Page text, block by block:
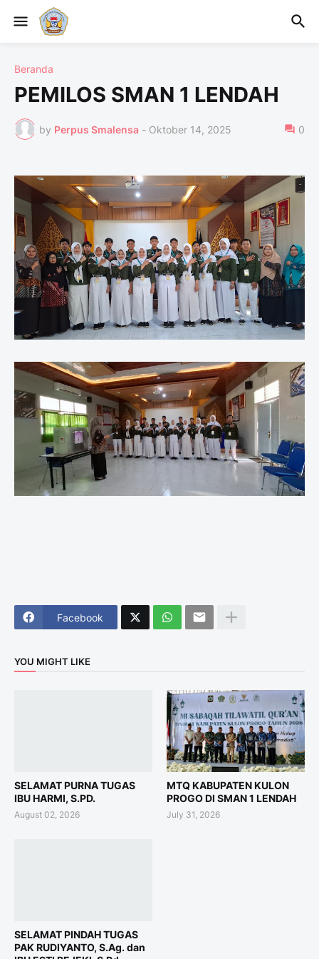
Beranda
PEMILOS SMAN 1 LENDAH
by Perpus Smalensa - Oktober 14, 2025 0
Facebook
YOU MIGHT LIKE
SELAMAT PURNA TUGAS
IBU HARMI, S.PD.
August 02, 2026
MTQ KABUPATEN KULON
PROGO DI SMAN 1 LENDAH
July 31, 2026
SELAMAT PINDAH TUGAS
PAK RUDIYANTO, S.Ag. dan